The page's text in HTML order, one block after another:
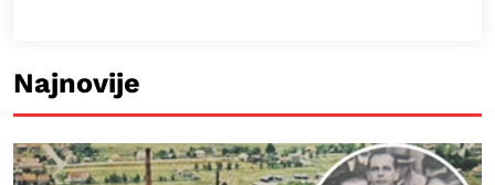
Najnovije